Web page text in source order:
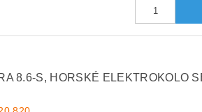
8.6-S, HORSKÉ ELEKTROKOLO